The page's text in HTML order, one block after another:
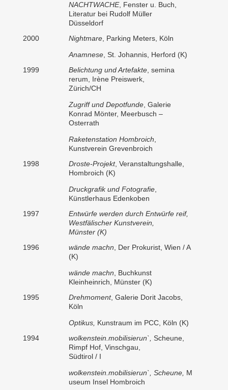
NACHTWACHE, Fenster u. Buch,
Literatur bei Rudolf Müller
Düsseldorf
2000
Nightmare, Parking Meters, Köln
Anamnese, St. Johannis, Herford (K)
1999
Belichtung und Artefakte, semina
rerum, Irène Preiswerk,
Zürich/CH
Zugriff und Depotfunde, Galerie
Konrad Mönter, Meerbusch –
Osterrath
Raketenstation Hombroich
Kunstverein Grevenbroich
1998
Droste-Projekt, Veranstaltungshalle,
Hombroich (K)
Druckgrafik und Fotografie,
Künstlerhaus Edenkoben
1997
Entwürfe werden durch Entwürfe reif,
Westfälischer Kunstverein,
Münster (K)
1996
wände machn , Der Prokurist, Wien / A
(K)
wände machn , Buchkunst
Kleinheinrich, Münster (K)
1995
Drehmoment, Galerie Dorit Jacobs,
Köln
Optikus, Kunstraum im PCC, Köln (K)
1994
wolkenstein.mobilisierun`,
Scheune,
Rimpf Hof, Vinschgau,
Südtirol / I
wolkenstein.mobilisierun`, Scheune, M
useum Insel Hombroich